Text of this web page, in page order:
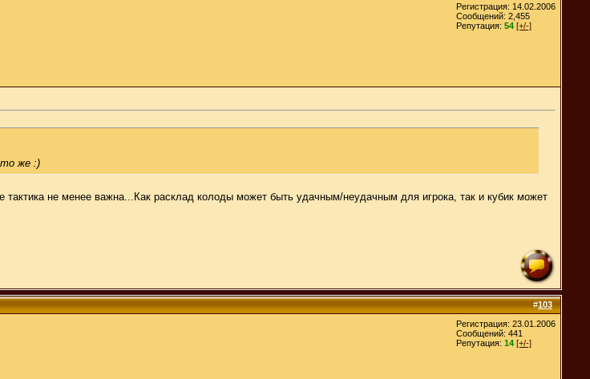
Регистрация: 14.02.2006
Сообщений: 2,455
Репутация: 54 [+/-]
то же :)
не менее важна...Как расклад колоды может быть удачным/неудачным для игрока, так и кубик может
#103
Регистрация: 23.01.2006
Сообщений: 441
Репутация: 14 [+/-]